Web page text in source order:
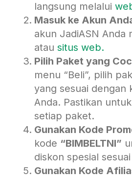
langsung melalui
Masuk ke Akun
akun JadiASN Anda
atau situs web.
Pilih Paket yang
menu “Beli”, pilih
yang sesuai dengan
Anda. Pastikan
setiap paket.
Gunakan Kode
kode “BIMBELTNI”
diskon spesial
Gunakan Kode